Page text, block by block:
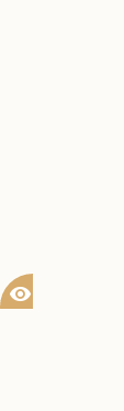
visibility